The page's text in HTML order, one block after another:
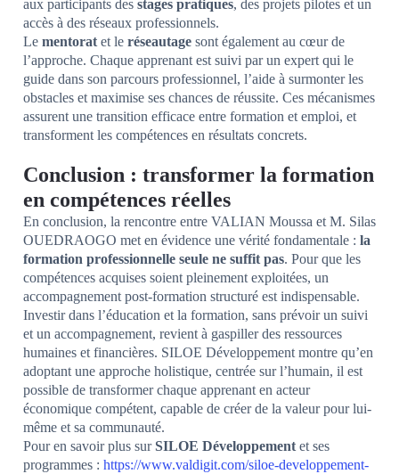
aux participants des stages pratiques, des projets pilotes et un
accès à des réseaux professionnels.
Le mentorat et le réseautage sont également au cœur de
l’approche. Chaque apprenant est suivi par un expert qui le
guide dans son parcours professionnel, l’aide à surmonter les
obstacles et maximise ses chances de réussite. Ces mécanismes
assurent une transition efficace entre formation et emploi, et
transforment les compétences en résultats concrets.
Conclusion : transformer la formation
en compétences réelles
En conclusion, la rencontre entre VALIAN Moussa et M. Silas
OUEDRAOGO met en évidence une vérité fondamentale : la
formation professionnelle seule ne suffit pas. Pour que les
compétences acquises soient pleinement exploitées, un
accompagnement post-formation structuré est indispensable.
Investir dans l’éducation et la formation, sans prévoir un suivi
et un accompagnement, revient à gaspiller des ressources
humaines et financières. SILOE Développement montre qu’en
adoptant une approche holistique, centrée sur l’humain, il est
possible de transformer chaque apprenant en acteur
économique compétent, capable de créer de la valeur pour lui-
même et sa communauté.
Pour en savoir plus surSILOE Développement et ses
programmes : https://www.valdigit.com/siloe-developpement-